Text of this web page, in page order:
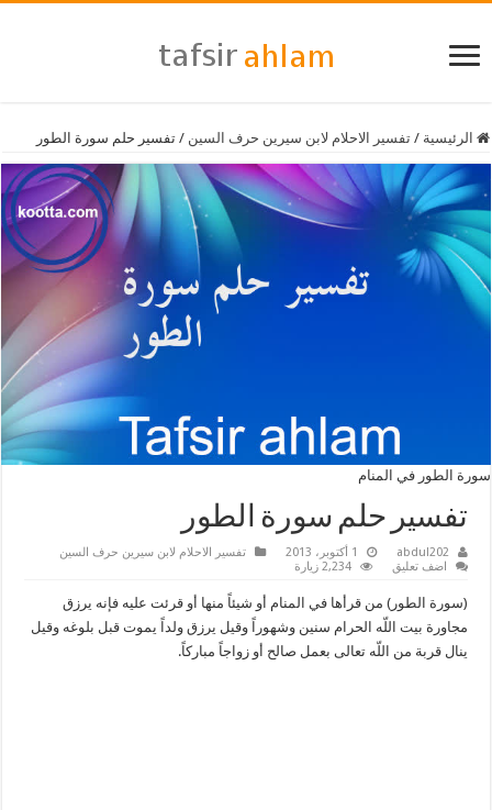
الرئيسية / تفسير الاحلام لابن سيرين حرف السين / تفسير حلم سورة الطور
سورة الطور في المنام
تفسير حلم سورة الطور
abdul202 1 أكتوبر، 2013
تفسير الاحلام لابن سيرين حرف السين
اضف تعليق
2,234 زيارة
(سورة الطور) من قرأها في المنام أو شيئاً منها أو قرئت عليه فإنه يرزق
مجاورة بيت اللّه الحرام سنين وشهوراً وقيل يرزق ولداً يموت قبل بلوغه وقيل
ينال قربة من اللّه تعالى بعمل صالح أو زواجاً مباركاً.